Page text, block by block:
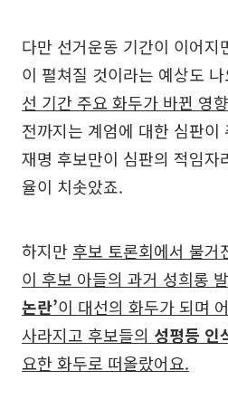
다만 선거운동 기간이 이어지
이 펼쳐질 것이라는 예상도
선 기간 주요 화두가 바뀐 영
전까지는 계엄에 대한 심판이
재명 후보만이 심판의 적임자
율이 치솟았죠.
하지만 후보 토론회에서 불거
이 후보 아들의 과거 성희롱
논란’이 대선의 화두가 되며
사라지고 후보들의 성평등 인
요한 화두로 떠올랐어요.